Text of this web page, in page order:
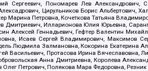
Сергеевич, Пономарев Лев Александрович,
Цирульников Борис
Марина Петровна, Кочеткова Татьяна
Дмитриевич, Илларионова Юлия Юрьевна,
Алексей Геннадьевич, Гефтер Валентин
Исаев Сергей Владимирович, Максимов
Людмила Залмановна, Кокорина Екатерина
Протасова Ирина Вячеславовна,
Анна Дмитриевна, Королева
Петрович, Полякова Мара Федоровна,